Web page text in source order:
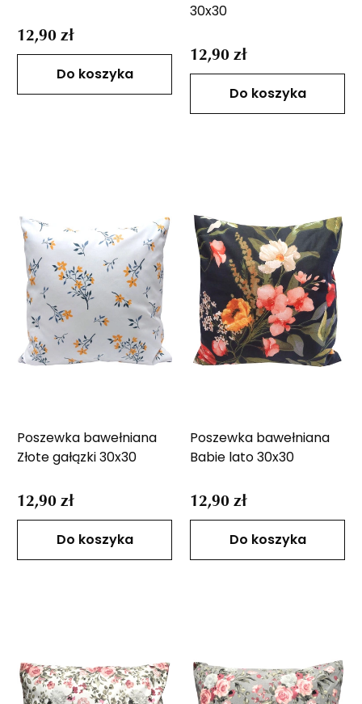
12,90 zł
Do koszyka
30x30
12,90 zł
Do koszyka
Poszewka bawełniana
Złote gałązki 30x30
12,90 zł
Do koszyka
Poszewka bawełniana
Babie lato 30x30
12,90 zł
Do koszyka